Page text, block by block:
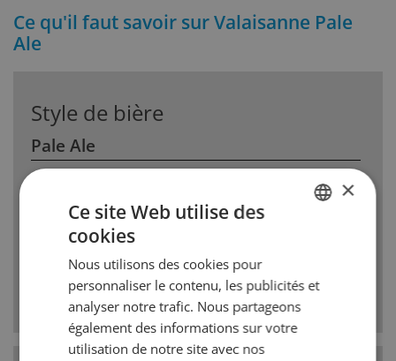
Ce qu'il faut savoir sur Valaisanne Pale
Ale
Style de bière
Pale Ale
La Pale Ale est une bière à haute fermentation au
houblon prononcé. Les anglais voulaient une
variante plus claire des Ales classiques. Ainsi le
malt choisit est plus clair et lamertume du
houblon plus prononcée. Des arômes comme la
résine et des notes dagrumes ainsi que de fruits
sharmonisent avec le corps de malt.
×
Ce site Web utilise des
cookies
Nous utilisons des cookies pour
personnaliser le contenu, les publicités et
analyser notre trafic. Nous partageons
également des informations sur votre
utilisation de notre site avec nos